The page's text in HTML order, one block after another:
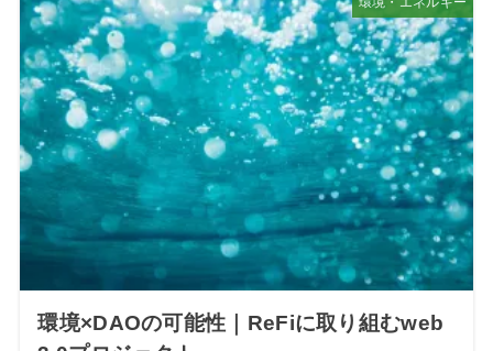
環境×DAOの可能性｜ReFiに取り組むweb